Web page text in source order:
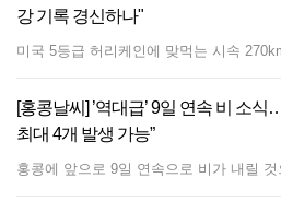
강 기록 경신하나"
[홍콩날씨] ’역대급’ 9일 연속 비 소
최대 4개 발생 가능”